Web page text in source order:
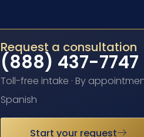
Request a consultation
(888) 437-7747
Toll-free intake · By
Spanish
Start your request